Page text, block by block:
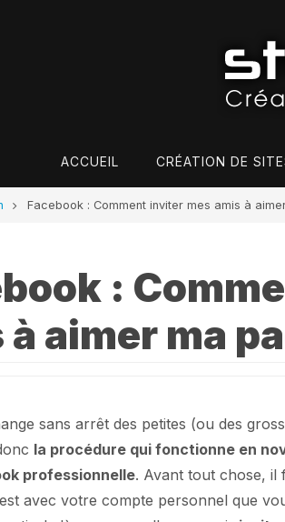
ACCUEIL CRÉATION DE
Facebook : Comment inviter mes amis à
:
aimer ma
sans arrêt des petites (ou des
la procédure qui fonctionne en
professionnelle. Avant tout chose, il
avec votre compte personnel que